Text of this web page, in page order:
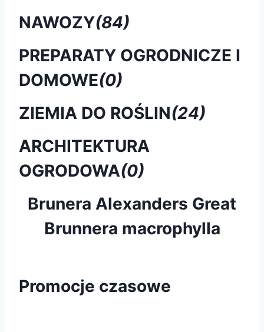
NAWOZY(84)
PREPARATY OGRODNICZE I
DOMOWE(0)
ZIEMIA DO ROŚLIN(24)
ARCHITEKTURA
OGRODOWA(0)
Brunera Alexanders Great
Brunnera macrophylla
Promocje czasowe